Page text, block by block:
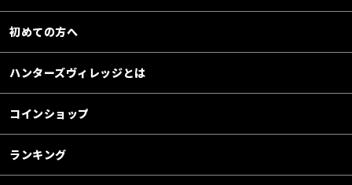
初めての方へ
ハンターズヴィレッジとは
コインショップ
ランキング